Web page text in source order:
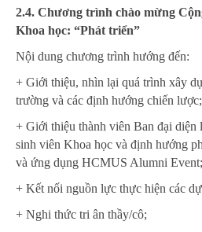
2.4. Chương trình chào mừng
Khoa học: “Phát triển”
Nội dung chương trình hướng đến:
+ Giới thiệu, nhìn lại quá trình xây
trường và các định hướng chiến lược;
+ Giới thiệu thành viên Ban đại diện
sinh viên Khoa học và định hướng
và ứng dụng HCMUS Alumni Event;
+ Kết nối nguồn lực thực hiện các
+ Nghi thức tri ân thầy/cô;